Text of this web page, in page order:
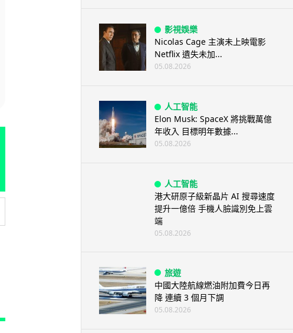
影視娛樂
Nicolas Cage 主演未上映電影
Netflix 遺失未加...
05.08.2026
人工智能
Elon Musk: SpaceX 將挑戰萬億
年收入 目標明年數據...
05.08.2026
人工智能
港大研原子級新晶片 AI 搜尋速度
提升一億倍 手機人臉識別免上雲
端
05.08.2026
旅遊
中國大陸航線燃油附加費今日再
降 連續 3 個月下調
05.08.2026